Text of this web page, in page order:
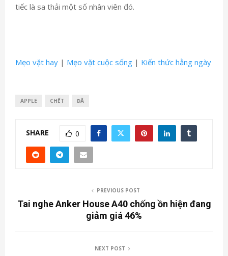
tiếc là sa thải một số nhân viên đó.
Mẹo vặt hay | Mẹo vặt cuộc sống | Kiến thức hằng ngày
APPLE CHẾT ĐÃ
SHARE 0
PREVIOUS POST
Tai nghe Anker House A40 chống ồn hiện đang
giảm giá 46%
NEXT POST